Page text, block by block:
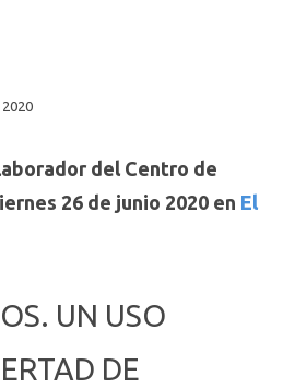
del Centro de
26 de junio 2020 en El
UN USO
DE